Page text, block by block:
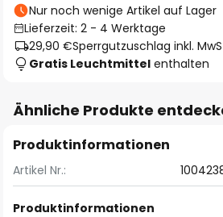
Nur noch wenige Artikel auf Lager
Lieferzeit: 2 - 4 Werktage
29,90 €Sperrgutzuschlag inkl.
Gratis Leuchtmittel enthalten
Ähnliche Produkte
Produktinformationen
Artikel Nr.:
Produktinformationen